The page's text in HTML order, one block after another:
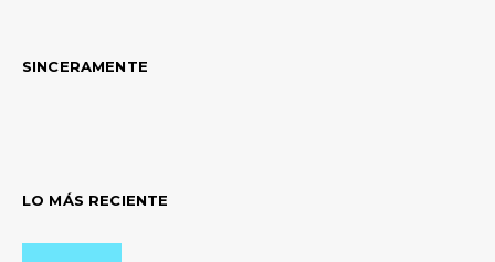
SINCERAMENTE
LO MÁS RECIENTE